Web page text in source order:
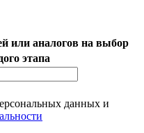
или аналогов на выбор
этапа
данных и